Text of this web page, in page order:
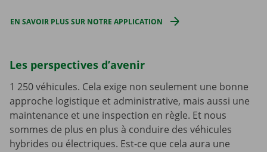
EN SAVOIR PLUS SUR NOTRE APPLICATION
Les perspectives d’avenir
1 250 véhicules. Cela exige non seulement une bonne
approche logistique et administrative, mais aussi une
maintenance et une inspection en règle. Et nous
sommes de plus en plus à conduire des véhicules
hybrides ou électriques. Est-ce que cela aura une